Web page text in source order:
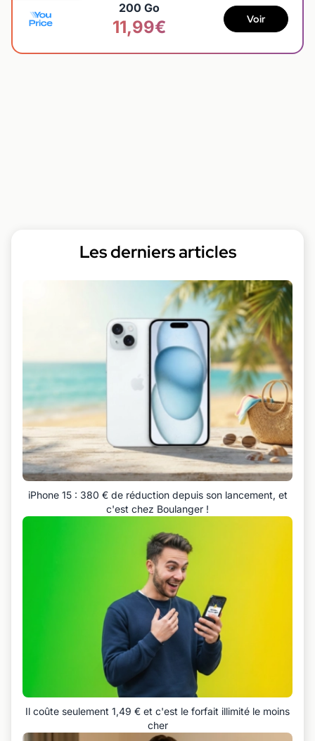
200 Go
11,99€ Voir
Les derniers articles
iPhone 15 : 380 € de réduction depuis son lancement, et
c'est chez Boulanger !
Il coûte seulement 1,49 € et c'est le forfait illimité le moins
cher